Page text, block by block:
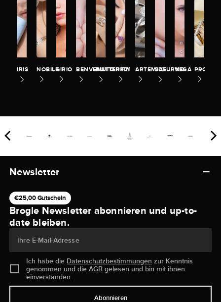
IRIS NOBILESIRIO BENVENUTO
BUTTERFLY
PITTI ARTEMIDESATURNO
VEGA
Newsletter
€25,00 Gutschein
Brogle Newsletter abonnieren und up-to-
date bleiben.
Ihre E-Mail-Adresse
Ich habe die Datenschutzbestimmungen zur Kenntnis
genommen und dieAGB gelesen und bin mit ihnen
einverstanden.
Abonnieren